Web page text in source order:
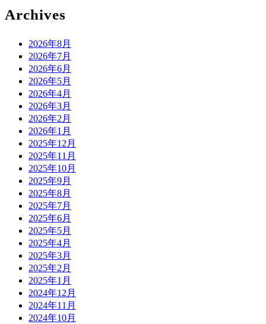
Archives
2026年8月
2026年7月
2026年6月
2026年5月
2026年4月
2026年3月
2026年2月
2026年1月
2025年12月
2025年11月
2025年10月
2025年9月
2025年8月
2025年7月
2025年6月
2025年5月
2025年4月
2025年3月
2025年2月
2025年1月
2024年12月
2024年11月
2024年10月